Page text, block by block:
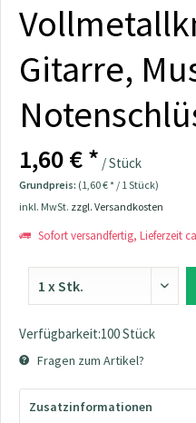
Gitarre,
1,60 € * / Stück
Grundpreis: (1,60 € * / 1 Stück)
inkl. MwSt. zzgl. Versandkosten
Sofort versandfertig, Lieferzeit
Verfügbarkeit:100 Stück
Fragen zum Artikel?
Zusatzinformationen